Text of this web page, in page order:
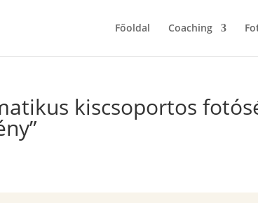
Főoldal Coaching
kiscsoportos